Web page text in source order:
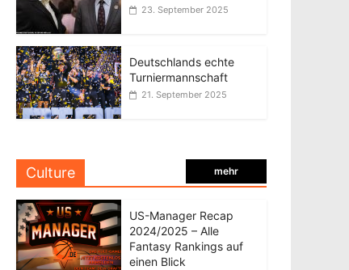
23. September 2025
Deutschlands echte
Turniermannschaft
21. September 2025
Culture mehr
US-Manager Recap
2024/2025 – Alle
Fantasy Rankings auf
einen Blick